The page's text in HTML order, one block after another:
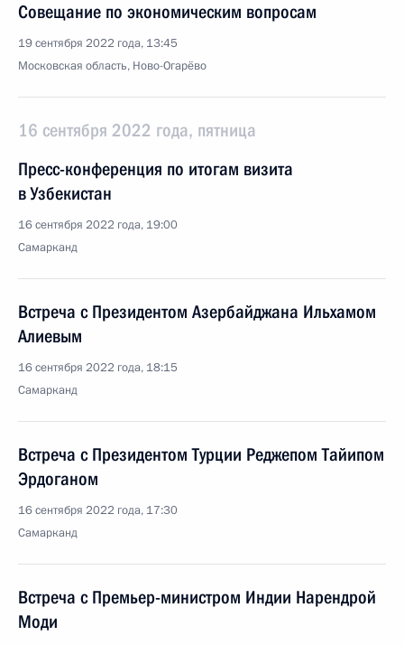
Совещание по экономическим вопросам
19 сентября 2022 года, 13:45
Московская область, Ново-Огарёво
16 сентября 2022 года, пятница
Пресс-конференция по итогам визита
в Узбекистан
16 сентября 2022 года, 19:00
Самарканд
Встреча с Президентом Азербайджана Ильхамом
Алиевым
16 сентября 2022 года, 18:15
Самарканд
Встреча с Президентом Турции Реджепом Тайипом
Эрдоганом
16 сентября 2022 года, 17:30
Самарканд
Встреча с Премьер-министром Индии Нарендрой
Моди